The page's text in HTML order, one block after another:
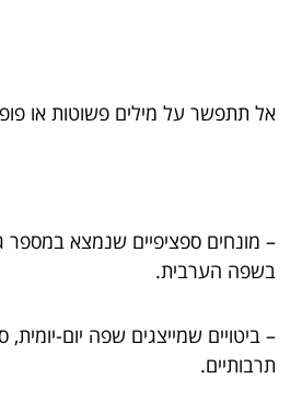
אל תתפשר על מילים פשוטות או
– מונחים ספציפיים שנמצא במספר
בשפה הערבית.
– ביטויים שמייצגים שפה יום-יומית,
תרבותיים.